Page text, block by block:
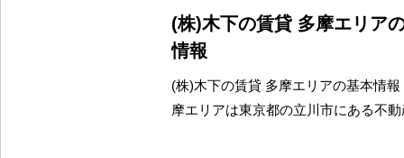
(株)木下の賃貸 多摩エリア
情報
(株)木下の賃貸 多摩エリアの基本情
摩エリアは東京都の立川市にある不